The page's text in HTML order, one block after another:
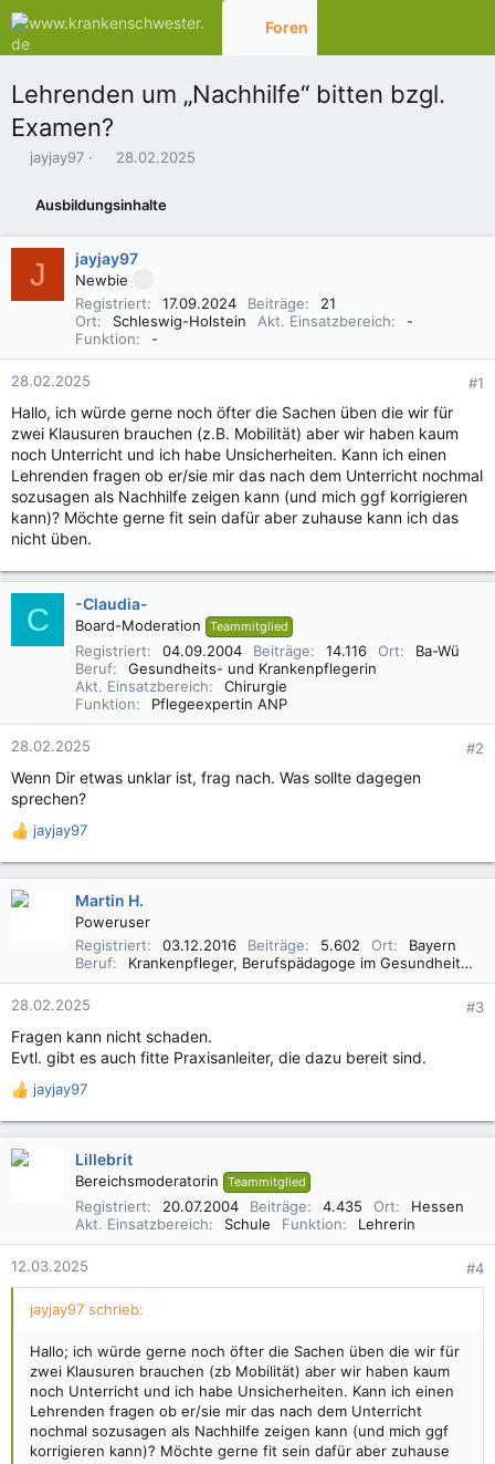
Foren
Lehrenden um „Nachhilfe“ bitten bzgl.
Examen?
E
e
l
jayjay97
E
s
t
e
l
l
t
a
m
28.02.2025
Ausbildungsinhalte
J jayjay97
Newbie
Registriert
17.09.2024 Beiträge
21
Ort
Schleswig-Holstein Akt. Einsatzbereich
-
Funktion
-
28.02.2025 #1
Hallo, ich würde gerne noch öfter die Sachen üben die wir für
zwei Klausuren brauchen (z.B. Mobilität) aber wir haben kaum
noch Unterricht und ich habe Unsicherheiten. Kann ich einen
Lehrenden fragen ob er/sie mir das nach dem Unterricht nochmal
sozusagen als Nachhilfe zeigen kann (und mich ggf korrigieren
kann)? Möchte gerne fit sein dafür aber zuhause kann ich das
nicht üben.
C -Claudia-
Board-Moderation Teammitglied
Registriert 04.09.2004 Beiträge 14.116 Ort
Ba-Wü
Beruf
Gesundheits- und Krankenpflegerin
Akt. Einsatzbereich
Chirurgie
Funktion
Pflegeexpertin ANP
28.02.2025 #2
Wenn Dir etwas unklar ist, frag nach. Was sollte dagegen
sprechen?
R
e
a
k
e
:
jayjay97
Martin H.
Poweruser
Registriert
03.12.2016 Beiträge 5.602 Ort
Bayern
Beruf
Krankenpfleger, Berufspädagoge im Gesundheitswesen B. A.
28.02.2025 #3
Fragen kann nicht schaden.
Evtl. gibt es auch fitte Praxisanleiter, die dazu bereit sind.
R
e
a
k
e
n
jayjay97
Lillebrit
Bereichsmoderatorin Teammitglied
Registriert 20.07.2004 Beiträge 4.435 Ort
Hessen
Akt. Einsatzbereich
Schule Funktion Lehrerin
12.03.2025 #4
jayjay97 schrieb:
Hallo; ich würde gerne noch öfter die Sachen üben die wir für
zwei Klausuren brauchen (zb Mobilität) aber wir haben kaum
noch Unterricht und ich habe Unsicherheiten. Kann ich einen
Lehrenden fragen ob er/sie mir das nach dem Unterricht
nochmal sozusagen als Nachhilfe zeigen kann (und mich ggf
korrigieren kann)? Möchte gerne fit sein dafür aber zuhause